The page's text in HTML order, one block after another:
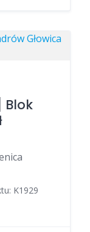
Blok
K1929